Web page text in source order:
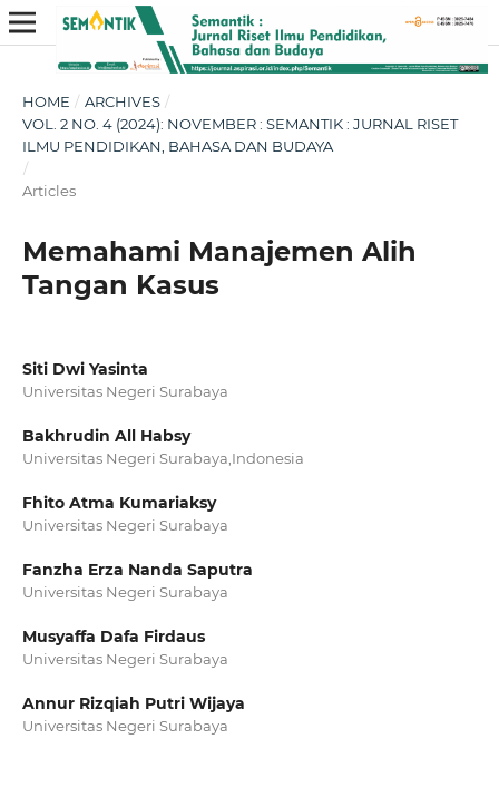
HOME / ARCHIVES /
VOL. 2 NO. 4 (2024): NOVEMBER : SEMANTIK : JURNAL RISET
ILMU PENDIDIKAN, BAHASA DAN BUDAYA
/
Articles
Memahami Manajemen Alih
Tangan Kasus
Siti Dwi Yasinta
Universitas Negeri Surabaya
Bakhrudin All Habsy
Universitas Negeri Surabaya,Indonesia
Fhito Atma Kumariaksy
Universitas Negeri Surabaya
Fanzha Erza Nanda Saputra
Universitas Negeri Surabaya
Musyaffa Dafa Firdaus
Universitas Negeri Surabaya
Annur Rizqiah Putri Wijaya
Universitas Negeri Surabaya